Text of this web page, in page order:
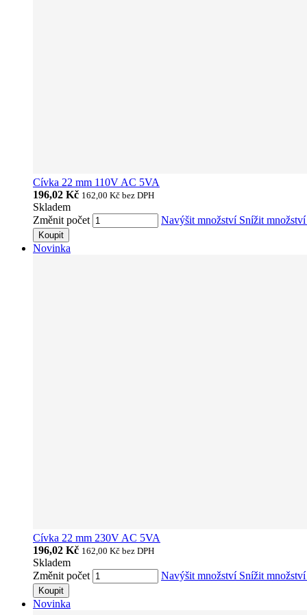
Cívka 22 mm 110V AC 5VA
196,02 Kč 162,00 Kč bez DPH
Skladem
Změnit počet
Navýšit množství Snížit
Koupit
Novinka
Cívka 22 mm 230V AC 5VA
196,02 Kč 162,00 Kč bez DPH
Skladem
Změnit počet
Navýšit množství Snížit
Koupit
Novinka